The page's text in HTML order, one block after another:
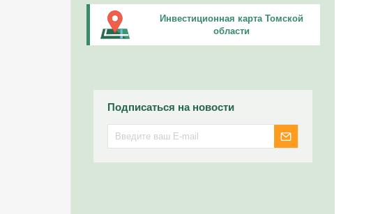
Инвестиционная карта Томской
области
Подписаться на новости